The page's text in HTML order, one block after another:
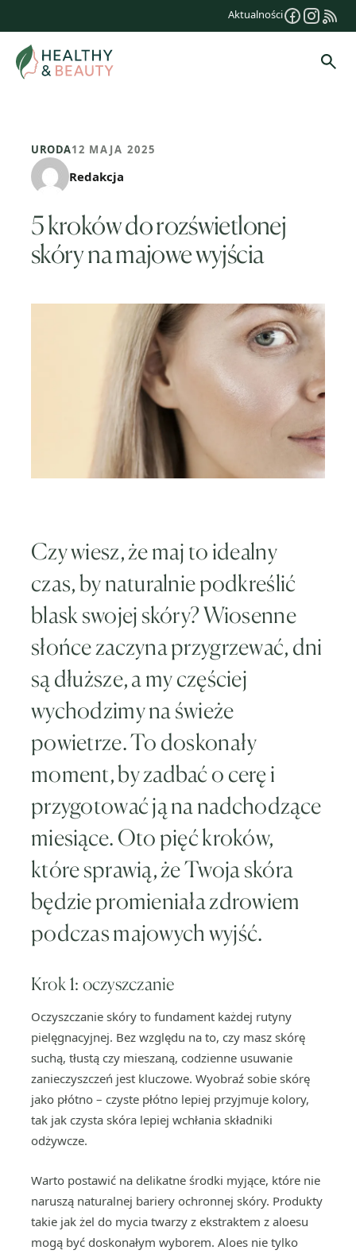
treści
Aktualności
URODA12 MAJA 2025
Redakcja
5 kroków do rozświetlonej
skóry na majowe wyjścia
Czy wiesz, że maj to idealny
czas, by naturalnie podkreślić
blask swojej skóry? Wiosenne
słońce zaczyna przygrzewać, dni
są dłuższe, a my częściej
wychodzimy na świeże
powietrze. To doskonały
moment, by zadbać o cerę i
przygotować ją na nadchodzące
miesiące. Oto pięć kroków,
które sprawią, że Twoja skóra
będzie promieniała zdrowiem
podczas majowych wyjść.
Krok 1: oczyszczanie
Oczyszczanie skóry to fundament każdej rutyny
pielęgnacyjnej. Bez względu na to, czy masz skórę
suchą, tłustą czy mieszaną, codzienne usuwanie
zanieczyszczeń jest kluczowe. Wyobraź sobie skórę
jako płótno – czyste płótno lepiej przyjmuje kolory,
tak jak czysta skóra lepiej wchłania składniki
odżywcze.
Warto postawić na delikatne środki myjące, które nie
naruszą naturalnej bariery ochronnej skóry. Produkty
takie jak żel do mycia twarzy z ekstraktem z aloesu
mogą być doskonałym wyborem. Aloes nie tylko